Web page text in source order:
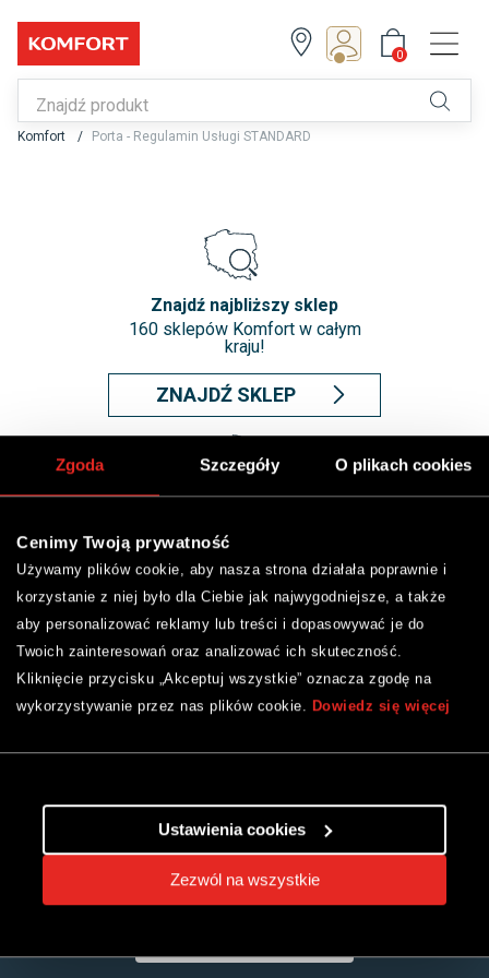
Zgoda Szczegóły O plikach cookies
Cenimy Twoją prywatność
Używamy plików cookie, aby nasza strona działała poprawnie i
korzystanie z niej było dla Ciebie jak najwygodniejsze, a także
aby personalizować reklamy lub treści i dopasowywać je do
Twoich zainteresowań oraz analizować ich skuteczność.
Kliknięcie przycisku „Akceptuj wszystkie” oznacza zgodę na
wykorzystywanie przez nas plików cookie. Dowiedz się więcej
Zezwól na wszystkie
Ustawienia cookies
Zapisz się lub zaloguj
0
Komfort Porta - Regulamin Usługi STANDARD
Znajdź najbliższy sklep
160 sklepów Komfort w całym
kraju!
ZNAJDŹ SKLEP
Masz pytania?
42 21 44 500*
* Opłata jak za połączenie lokalne zgodnie
z aktualnym cennikiem operatora sieci
komórkowej.
do góry
6% rabatu*
oraz wiele więcej!